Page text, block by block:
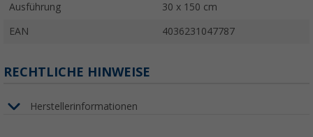
Ausführung 30 x 150 cm
EAN 4036231047787
RECHTLICHE HINWEISE
Herstellerinformationen